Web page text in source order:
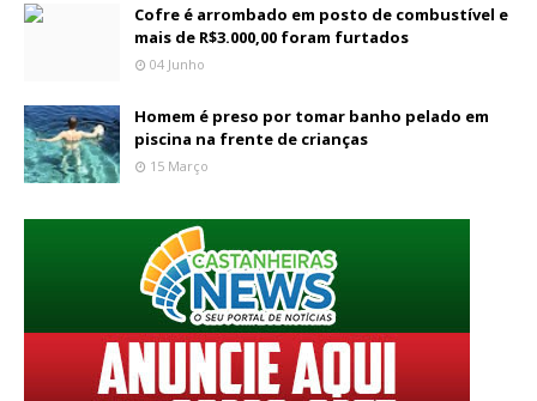
Cofre é arrombado em posto de combustível e
mais de R$3.000,00 foram furtados
04 Junho
Homem é preso por tomar banho pelado em
piscina na frente de crianças
15 Março